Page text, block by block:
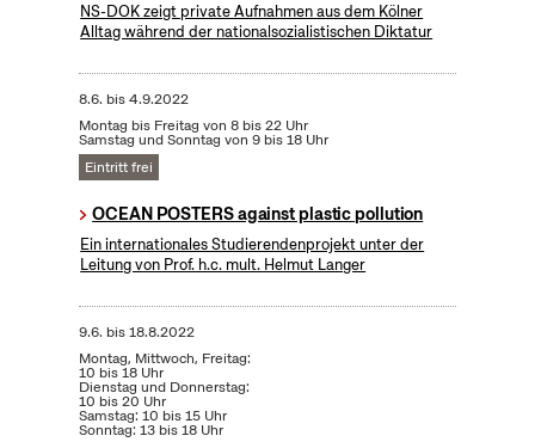
NS-DOK zeigt private Aufnahmen aus dem Kölner
Alltag während der nationalsozialistischen Diktatur
8.6. bis4.9.2022
Montag bis Freitag von 8 bis 22 Uhr
Samstag und Sonntag von 9 bis 18 Uhr
Eintritt frei
OCEAN POSTERS against plastic pollution
Ein internationales Studierendenprojekt unter der
Leitung von Prof. h.c. mult. Helmut Langer
9.6. bis18.8.2022
Montag, Mittwoch, Freitag:
10 bis 18 Uhr
Dienstag und Donnerstag:
10 bis 20 Uhr
Samstag: 10 bis 15 Uhr
Sonntag: 13 bis 18 Uhr